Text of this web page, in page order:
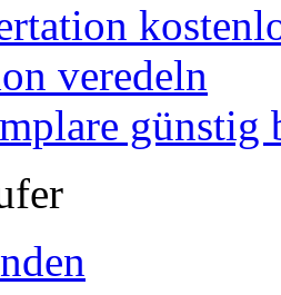
veredeln
günstig